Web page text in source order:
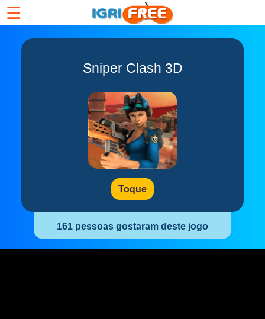
☰
Sniper Clash 3D
Toque
161 pessoas gostaram deste jogo